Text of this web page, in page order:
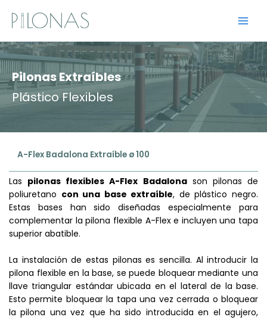
contenido
Pilonas Extraíbles
Plástico Flexibles
A-Flex Badalona Extraíble ø 100
Las pilonas flexibles A-Flex Badalonason pilonas de
poliuretano con una base extraíble, de plástico negro.
Estas bases han sido diseñadas especialmente para
complementar la pilona flexible A-Flex e incluyen una tapa
superior abatible.
La instalación de estas pilonas es sencilla. Al introducir la
pilona flexible en la base, se puede bloquear mediante una
llave triangular estándar ubicada en el lateral de la base.
Esto permite bloquear la tapa una vez cerrada o bloquear
la pilona una vez que ha sido introducida en el agujero,